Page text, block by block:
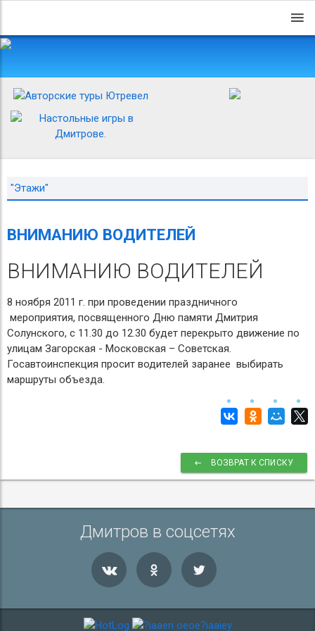
"Этажи"
ВНИМАНИЮ ВОДИТЕЛЕЙ
ВНИМАНИЮ ВОДИТЕЛЕЙ
8 ноября 2011 г. при проведении праздничного
мероприятия, посвященного Дню памяти Дмитрия
Солунского, с 11.30 до 12.30 будет перекрыто движение по
улицам Загорская - Московская – Советская.
Госавтоинспекция просит водителей заранее выбирать
маршруты объезда.
ВОЗВРАТ К СПИСКУ
Дмитров в соцсетях